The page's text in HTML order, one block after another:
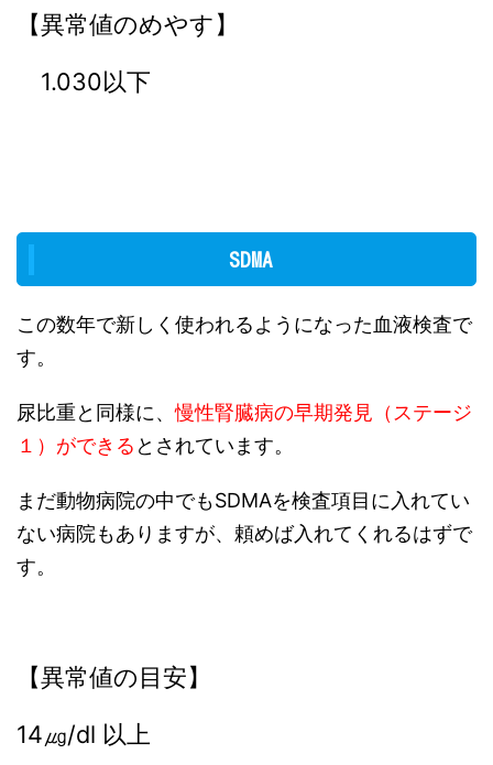
【異常値のめやす】
1.030以下
SDMA
この数年で新しく使われるようになった血液検査で
す。
尿比重と同様に、慢性腎臓病の早期発見（ステージ
１）ができる とされています。
まだ動物病院の中でもSDMAを検査項目に入れてい
ない病院もありますが、頼めば入れてくれるはずで
す。
【異常値の目安】
14㎍/dl 以上